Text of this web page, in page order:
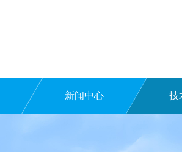
新闻中心 技